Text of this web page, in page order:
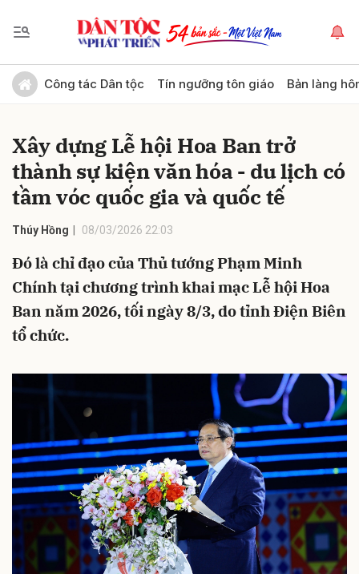
Công tác Dân tộc Tín ngưỡng tôn giáo Bản làng
Xây dựng Lễ hội Hoa Ban trở
thành sự kiện văn hóa - du lịch có
tầm vóc quốc gia và quốc tế
Thúy Hồng 08/03/2026 22:03
Đó là chỉ đạo của Thủ tướng Phạm Minh
Chính tại chương trình khai mạc Lễ hội Hoa
Ban năm 2026, tối ngày 8/3, do tỉnh Điện Biên
tổ chức.
Gửi bình luận